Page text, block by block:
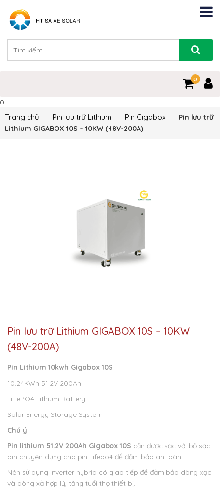
0
0
Trang chủ Pin lưu trữ Lithium Pin Gigabox
Pin lưu trữ
Lithium GIGABOX 10S – 10KW (48V-200A)
Pin lưu trữ Lithium GIGABOX 10S – 10KW
(48V-200A)
Pin Lithium 10kwh Gigabox 10S
10.24KWh 51.2V 200Ah
LiFePO4 Lithium Battery
Solar Energy Storage System
Chú ý:
Pin lithium 51.2V 200Ah Gigabox 10S cần được sạc với bộ sạc
pin chuyên dụng cho pin Lifepo4 để đảm bảo an toàn.
Nên sử dụng Inverter hybrid có giao tiếp để đảm bảo dòng xạc
và dòng xả hợp lý, tăng tuổi thọ thiết bị.